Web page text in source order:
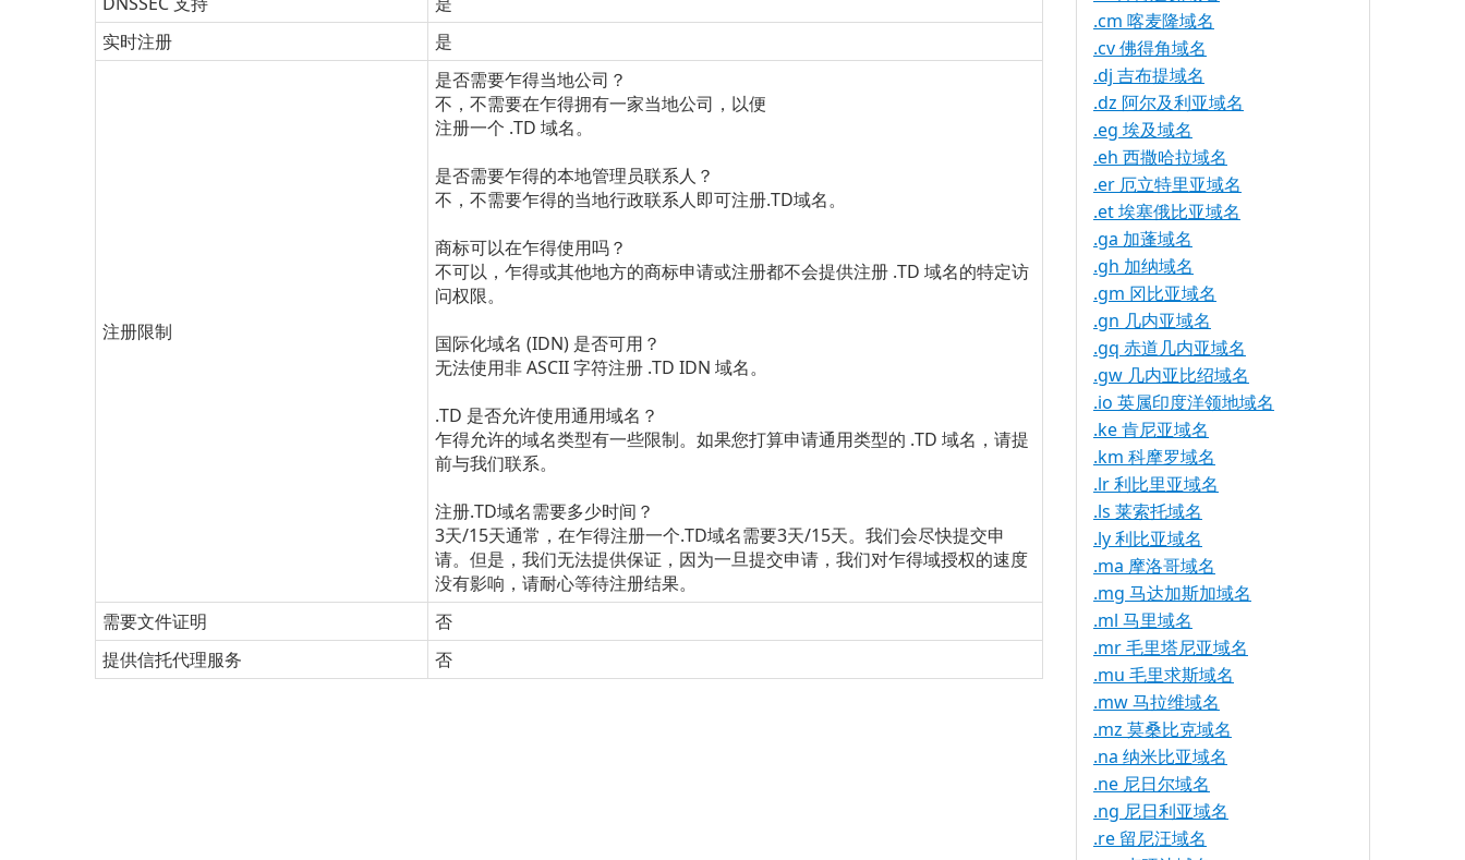
实时注册
是
注册限制
是否需要乍得当地公司？
不，不需要在乍得拥有一家当地公司，以便
注册一个 .TD 域名。
是否需要乍得的本地管理员联系人？
不，不需要乍得的当地行政联系人即可注册.TD域名。
商标可以在乍得使用吗？
不可以，乍得或其他地方的商标申请或注册都不会提供注册 .TD 域名的特定访
问权限。
国际化域名 (IDN) 是否可用？
无法使用非 ASCII 字符注册 .TD IDN 域名。
.TD 是否允许使用通用域名？
乍得允许的域名类型有一些限制。如果您打算申请通用类型的 .TD 域名，请提
前与我们联系。
注册.TD域名需要多少时间？
3天/15天通常，在乍得注册一个.TD域名需要3天/15天。我们会尽快提交申
请。但是，我们无法提供保证，因为一旦提交申请，我们对乍得域授权的速度
没有影响，请耐心等待注册结果。
需要文件证明
否
提供信托代理服务
否
.cm 喀麦隆域名
.cv 佛得角域名
.dj 吉布提域名
.dz 阿尔及利亚域名
.eg 埃及域名
.eh 西撒哈拉域名
.er 厄立特里亚域名
.et 埃塞俄比亚域名
.ga 加蓬域名
.gh 加纳域名
.gm 冈比亚域名
.gn 几内亚域名
.gq 赤道几内亚域名
.gw 几内亚比绍域名
.io 英属印度洋领地域名
.ke 肯尼亚域名
.km 科摩罗域名
.lr 利比里亚域名
.ls 莱索托域名
.ly 利比亚域名
.ma 摩洛哥域名
.mg 马达加斯加域名
.ml 马里域名
.mr 毛里塔尼亚域名
.mu 毛里求斯域名
.mw 马拉维域名
.mz 莫桑比克域名
.na 纳米比亚域名
.ne 尼日尔域名
.ng 尼日利亚域名
.re 留尼汪域名